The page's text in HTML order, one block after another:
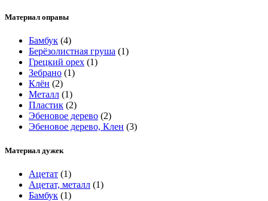
Материал оправы
Бамбук (4)
Берёзолистная груша (1)
Грецкий орех (1)
Зебрано (1)
Клён (2)
Металл (1)
Пластик (2)
Эбеновое дерево (2)
Эбеновое дерево, Клен (3)
Материал дужек
Ацетат (1)
Ацетат, металл (1)
Бамбук (1)